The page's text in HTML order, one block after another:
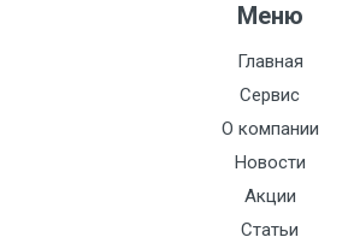
дм:
Электроописание:
Тип мотора:
Номинальное
давление:
Меню
Главная
Сервис
О компании
Новости
Акции
Статьи